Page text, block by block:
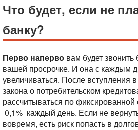
Что будет, если не
банку?
Перво наперво вам будет
вашей просрочке. И она с каждым
увеличиваться. После вступления
закона о потребительском
рассчитываться по
0,1% каждый день. Если не
вовремя, есть риск попасть в